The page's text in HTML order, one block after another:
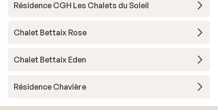
Résidence CGH Les Chalets du Soleil
Chalet Bettaix Rose
Chalet Bettaix Eden
Résidence Chavière